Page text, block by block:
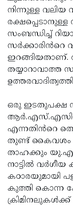
നിന്നുള്ള
സംബന്ധിച്ച്
സർക്കാരിൻറെ
തയ്യാറാവാത്ത
ഒരു ഇടതുപക്ഷ
ആർ.എസ്.എസിന്
എന്നതിൻറെ
തുണ്ട് കൈവശം
താഹക്കും
നാട്ടിൽ
കഠാരയുമായി
കുത്തി കൊന്ന